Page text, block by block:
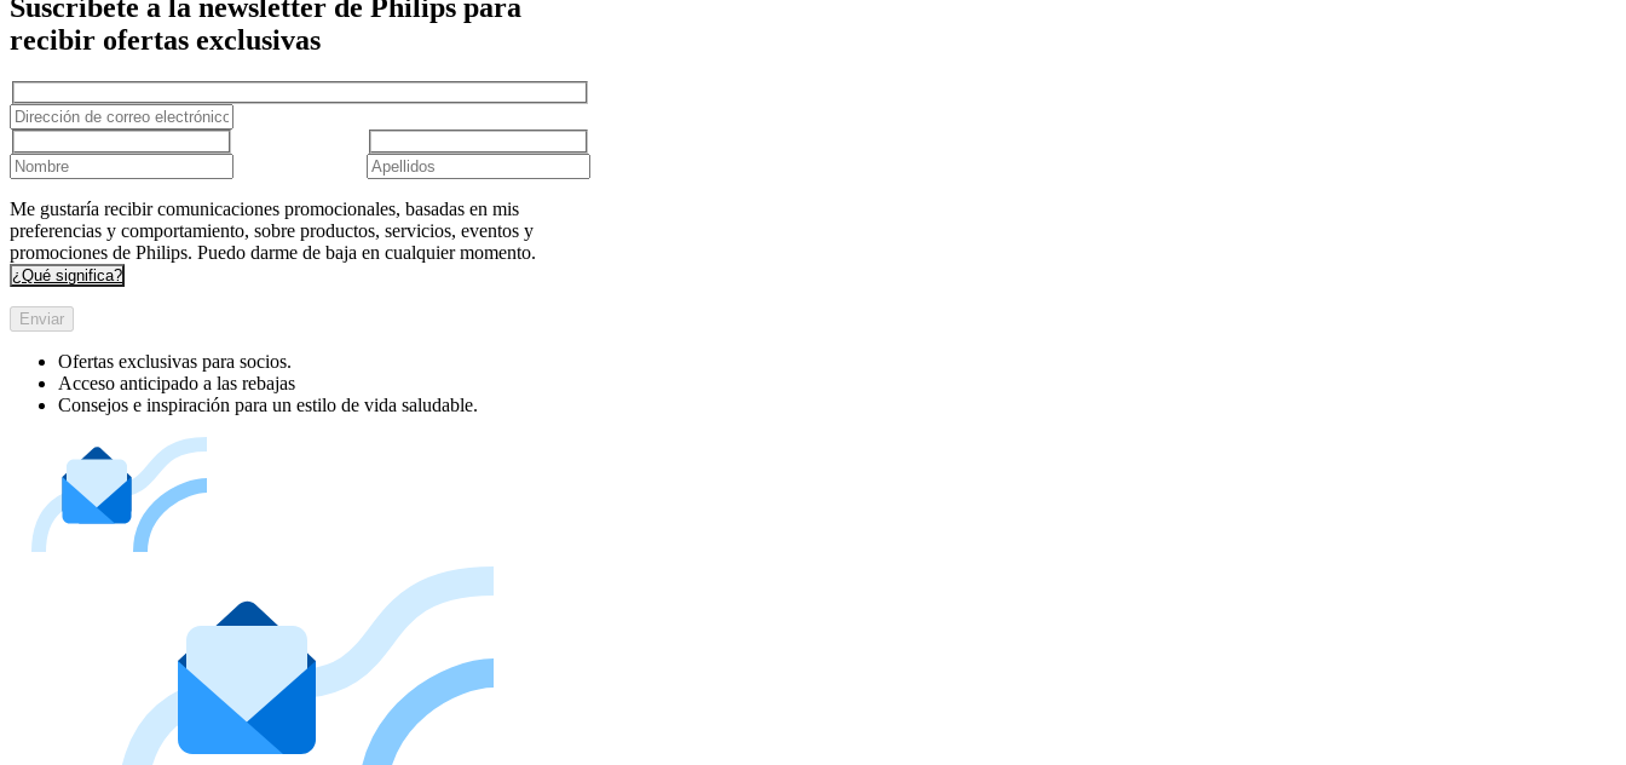
Suscríbete a la newsletter de Philips para
recibir ofertas exclusivas
Me gustaría recibir comunicaciones promocionales, basadas en mis
preferencias y comportamiento, sobre productos, servicios, eventos y
promociones de Philips. Puedo darme de baja en cualquier momento.
¿Qué significa?
Enviar
Ofertas exclusivas para socios.
Acceso anticipado a las rebajas
Consejos e inspiración para un estilo de vida saludable.